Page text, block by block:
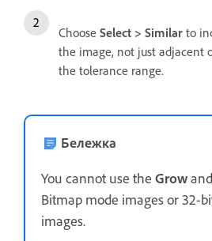
Choose Select > Similar to
the image, not just adjacent
the tolerance range.
Бележка
You cannot use the Growand
Bitmap mode images or 32-
images.